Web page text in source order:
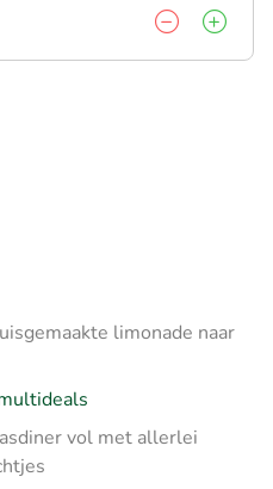
limonade naar
vol met allerlei